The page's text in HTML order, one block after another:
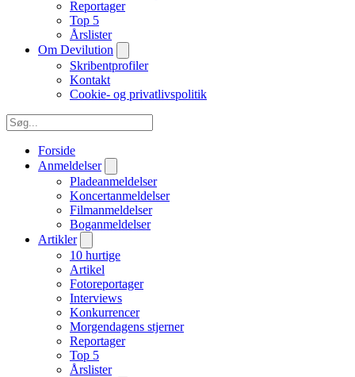
Reportager
Top 5
Årslister
Om Devilution
Skribentprofiler
Kontakt
Cookie- og privatlivspolitik
Forside
Anmeldelser
Pladeanmeldelser
Koncertanmeldelser
Filmanmeldelser
Boganmeldelser
Artikler
10 hurtige
Artikel
Fotoreportager
Interviews
Konkurrencer
Morgendagens stjerner
Reportager
Top 5
Årslister